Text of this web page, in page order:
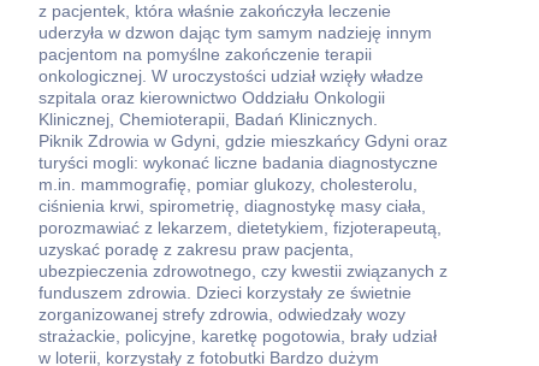
z pacjentek, która właśnie zakończyła leczenie
uderzyła w dzwon dając tym samym nadzieję innym
pacjentom na pomyślne zakończenie terapii
onkologicznej. W uroczystości udział wzięły władze
szpitala oraz kierownictwo Oddziału Onkologii
Klinicznej, Chemioterapii, Badań Klinicznych.
Piknik Zdrowia w Gdyni, gdzie mieszkańcy Gdyni oraz
turyści mogli: wykonać liczne badania diagnostyczne
m.in. mammografię, pomiar glukozy, cholesterolu,
ciśnienia krwi, spirometrię, diagnostykę masy ciała,
porozmawiać z lekarzem, dietetykiem, fizjoterapeutą,
uzyskać poradę z zakresu praw pacjenta,
ubezpieczenia zdrowotnego, czy kwestii związanych z
funduszem zdrowia. Dzieci korzystały ze świetnie
zorganizowanej strefy zdrowia, odwiedzały wozy
strażackie, policyjne, karetkę pogotowia, brały udział
w loterii, korzystały z fotobutki Bardzo dużym